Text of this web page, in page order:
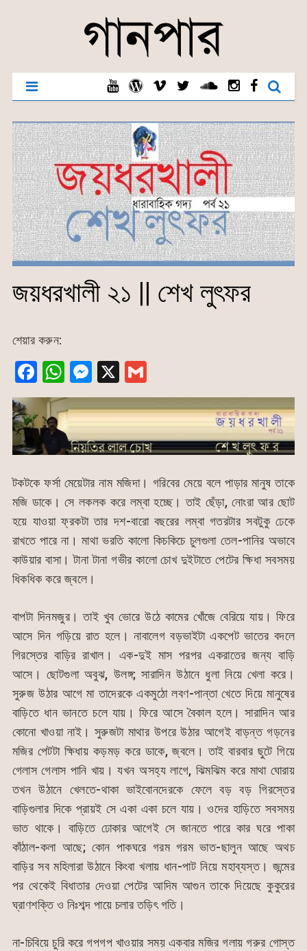
জয়ধরখালী ২১ || শেখ লুৎফর
শেয়ার করুন:
F
a
c
e
b
o
o
k
W
h
at
s
A
p
p
M
e
s
s
e
n
g
er
X G
m
ai
l
টকটকে ফর্সা মেয়েটার নাম মজিদা। গরিবের মেয়ে বলে পাড়ার মানুষ তাকে
মজি ডাকে। সে লকলক করে লম্বা হচ্ছে। তাই ছেঁড়া, নোংরা আর ছোট
হয়ে যাওয়া ফ্রকটা তার দশ-বারো বছরের লম্বা গতরটার সবটুকু ঢেকে
রাখতে পারে না। মাথা ভরতি কালো কিচকিচে চুলগুলা তেল-পানির অভাবে
কাউয়ার বাসা। টানা টানা গভীর কালো চোখ দুইটাতে পেটের ক্ষিধা সবসময়
ধিকধিক করে জ্বলে।
বাপটা দিনমজুর। তাই খুব ভোরে উঠে কামের খোঁজে বেরিয়ে যায়। ফিরে
আসে দিন গড়িয়ে রাত হলে। নাবালেগ বড়ভাইটা একপেট ভাতের বদলে
গিরস্তের বাড়ির রাখাল। এক-দুই মাস পরপর একরাতের জন্য বাড়ি
আসে। ছোটগুলা অবুঝ, উলঙ্গ; সারাদিন উঠানে ধুলা নিয়ে খেলা করে।
সুরুজ উঠার আগে মা তাদেরকে একমুঠো লবণ-পান্তা খেতে দিয়ে মানুষের
বাড়িতে ধান ভানতে চলে যায়। ফিরে আসে বৈকাল হলে। সারাদিন আর
কোনো খাওয়া নাই। সুরুজটা মাথার উপরে উঠার আগেই বাড়ন্ত গড়নের
মজির পেটটা ক্ষিধায় কড়মড় করে ডাকে, জ্বলে। তাই বারবার ছুটে গিয়ে
গেলাস গেলাস পানি খায়। যখন অসহ্য লাগে, ঝিমঝিম করে মাথা ঘোরায়
তখন উঠানে খেলতে-থাকা ভাইবোনদেরকে ফেলে বড় বড় গিরস্তের
বাড়িগুলার দিকে প্রায়ই সে একা একা চলে যায়। ওদের হাড়িতে সবসময়
ভাত থাকে। বাড়িতে ঢোকার আগেই সে জানতে পারে কার ঘরে পাকা
কাঁঠাল-কলা আছে; কোন পাকঘরে গরম গরম ভাত-ছালুন আছে অথচ
বাড়ির সব মহিলারা উঠানে কিংবা খলায় ধান-পাট নিয়ে মহাব্যস্ত। জন্মের
পর থেকেই বিধাতার দেওয়া পেটের আদিম আগুন তাকে দিয়েছে কুকুরের
ঘ্রাণশক্তি ও নিঃশব্দ পায়ে চলার তড়িৎ গতি।
না-চিবিয়ে চুরি করে গপগপ খাওয়ার সময় একবার মজির গলায় গরুর গোস্ত